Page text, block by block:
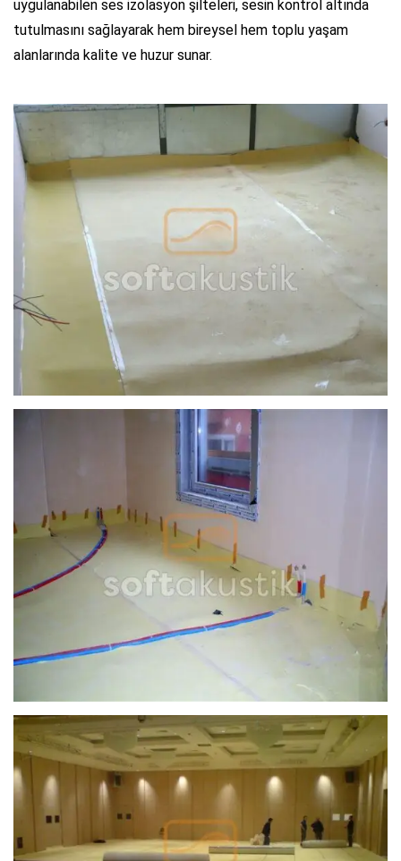
uygulanabilen ses izolasyon şilteleri, sesin kontrol altında
tutulmasını sağlayarak hem bireysel hem toplu yaşam
alanlarında kalite ve huzur sunar.